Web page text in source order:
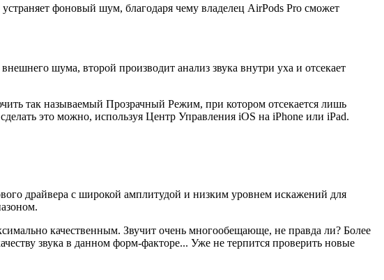
фоновый шум, благодаря чему владелец AirPods Pro сможет
шума, второй производит анализ звука внутри уха и отсекает
так называемый Прозрачный Режим, при котором отсекается лишь
это можно, используя Центр Управления iOS на iPhone или iPad.
драйвера с широкой амплитудой и низким уровнем искажений для
качественным. Звучит очень многообещающе, не правда ли? Более
звука в данном форм-факторе... Уже не терпится проверить новые